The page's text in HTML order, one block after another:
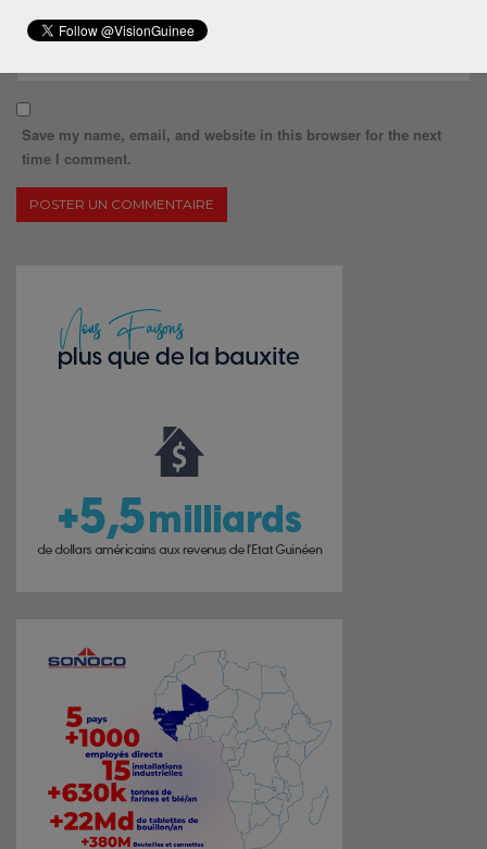
Save my name, email, and website in this browser for the next
time I comment.